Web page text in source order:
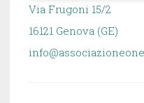
Via Frugoni 15/2
16121 Genova (GE)